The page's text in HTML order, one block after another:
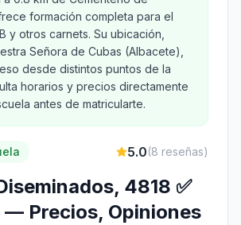
formación completa para el
y otros carnets. Su ubicación,
Señora de Cubas (Albacete),
desde distintos puntos de la
horarios y precios directamente
antes de matricularte.
5.0(8 reseñas)
4818 ✅
Precios, Opiniones